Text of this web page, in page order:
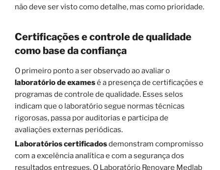
não deve ser visto como detalhe, mas como prioridade.
Certificações e controle de qualidade
como base da confiança
O primeiro ponto a ser observado ao avaliar o
laboratório de examesé a presença de certificações e
programas de controle de qualidade. Esses selos
indicam que o laboratório segue normas técnicas
rigorosas, passa por auditorias e participa de
avaliações externas periódicas.
Laboratórios certificadosdemonstram compromisso
com a excelência analítica e com a segurança dos
resultados entregues. O Laboratório Renovare Medlab